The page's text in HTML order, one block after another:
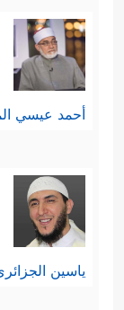
أحمد عيسي
ياسين